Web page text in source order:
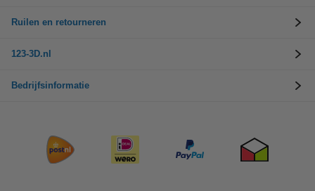
Ruilen en retourneren
123-3D.nl
Bedrijfsinformatie